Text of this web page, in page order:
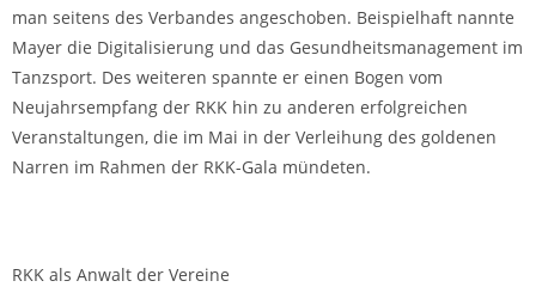
man seitens des Verbandes angeschoben. Beispielhaft nannte
Mayer die Digitalisierung und das Gesundheitsmanagement im
Tanzsport. Des weiteren spannte er einen Bogen vom
Neujahrsempfang der RKK hin zu anderen erfolgreichen
Veranstaltungen, die im Mai in der Verleihung des goldenen
Narren im Rahmen der RKK-Gala mündeten.
RKK als Anwalt der Vereine